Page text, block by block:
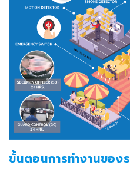
ขั้นตอนการทำงานของ